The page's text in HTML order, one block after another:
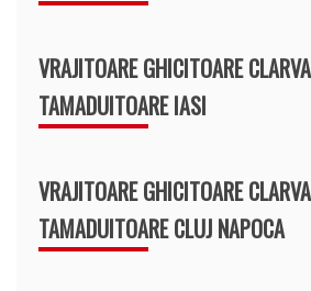
VRAJITOARE GHICITOARE
TAMADUITOARE IASI
VRAJITOARE GHICITOARE
TAMADUITOARE CLUJ NAPOCA